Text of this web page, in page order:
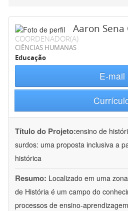
Aaron
COORDENADOR(A)
CIÊNCIAS HUMANAS
Educação
E-mail
Título do Projeto:ensino de
surdos: uma proposta inclusiva a
histórica
Resumo: Localizado em uma
de História é um campo do
processos de ensino-